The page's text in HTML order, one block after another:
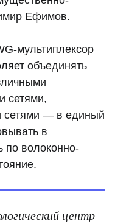
Ефимов.
мультиплексор
объединять
сетями,
сетями — в единый
в
по волоконно-
центр